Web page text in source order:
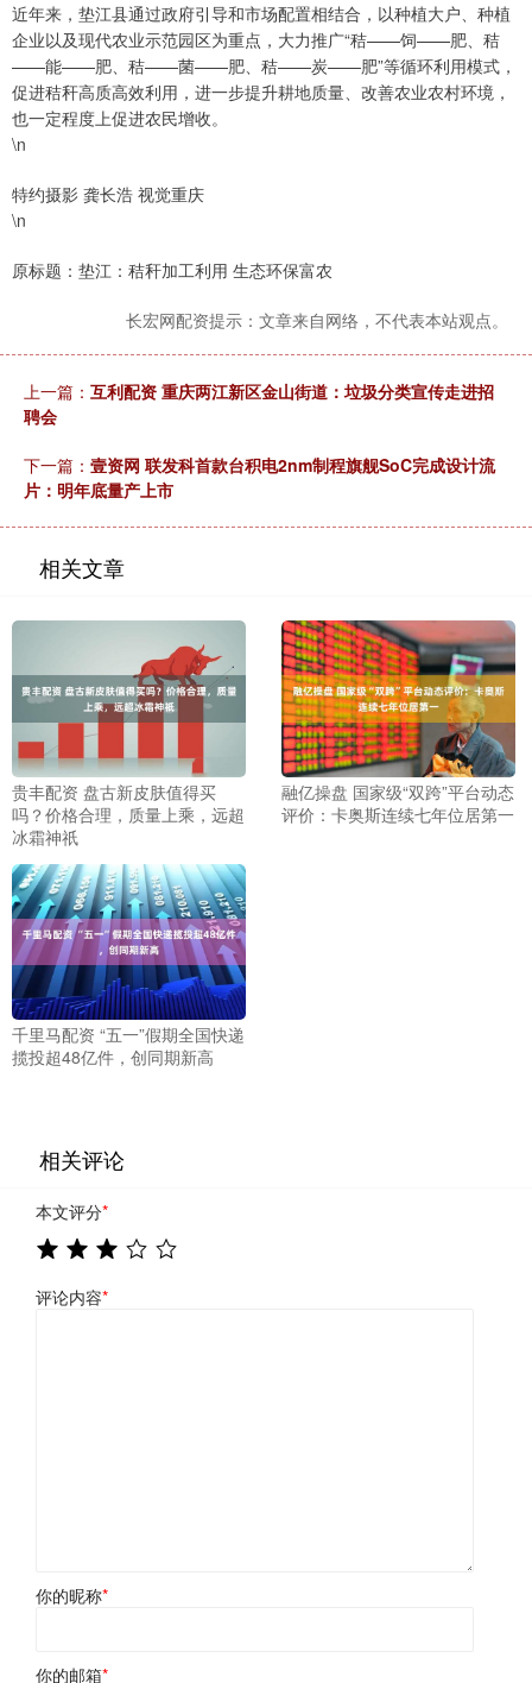
近年来，垫江县通过政府引导和市场配置相结合，以种植大户、种植
企业以及现代农业示范园区为重点，大力推广“秸——饲——肥、秸
——能——肥、秸——菌——肥、秸——炭——肥”等循环利用模式，
促进秸秆高质高效利用，进一步提升耕地质量、改善农业农村环境，
也一定程度上促进农民增收。
\n
特约摄影 龚长浩 视觉重庆
\n
原标题：垫江：秸秆加工利用 生态环保富农
长宏网配资提示：文章来自网络，不代表本站观点。
上一篇： 互利配资 重庆两江新区金山街道：垃圾分类宣传走进招
聘会
下一篇： 壹资网 联发科首款台积电2nm制程旗舰SoC完成设计流
片：明年底量产上市
相关文章
贵丰配资 盘古新皮肤值得买
吗？价格合理，质量上乘，远超
冰霜神祇
融亿操盘 国家级“双跨”平台动态
评价：卡奥斯连续七年位居第一
千里马配资 “五一”假期全国快递
揽投超48亿件，创同期新高
相关评论
本文评分*
评论内容*
你的昵称*
你的邮箱*